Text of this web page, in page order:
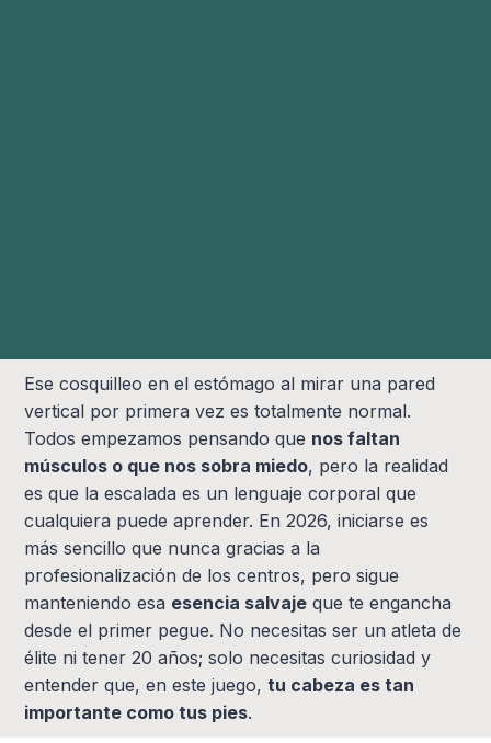
Ese cosquilleo en el estómago al mirar una pared
vertical por primera vez es totalmente normal.
Todos empezamos pensando que nos faltan
músculos o que nos sobra miedo, pero la realidad
es que la escalada es un lenguaje corporal que
cualquiera puede aprender. En 2026, iniciarse es
más sencillo que nunca gracias a la
profesionalización de los centros, pero sigue
manteniendo esa esencia salvaje que te engancha
desde el primer pegue. No necesitas ser un atleta de
élite ni tener 20 años; solo necesitas curiosidad y
entender que, en este juego,tu cabeza es tan
importante como tus pies.